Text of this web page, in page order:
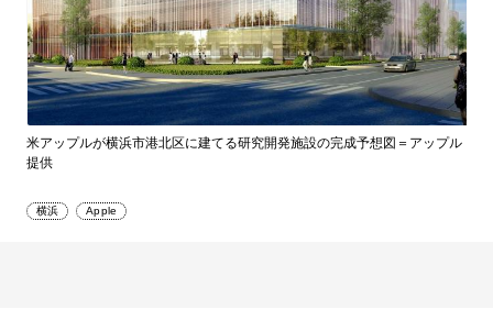
米アップルが横浜市港北区に建てる研究開発施設の完成予想図＝アップル
提供
横浜 Apple